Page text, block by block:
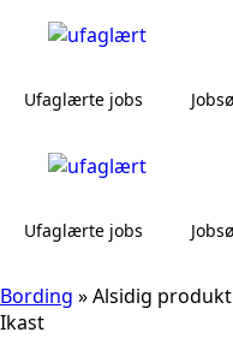
Ufaglærte jobs
Ufaglærte jobs
Bording »Alsidig
Ikast